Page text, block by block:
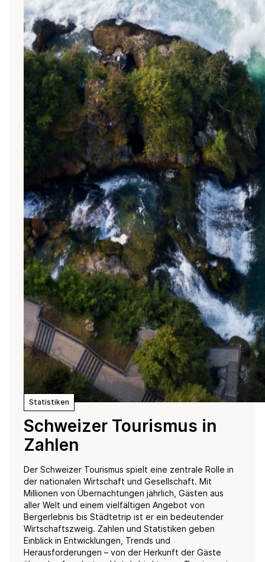
Statistiken
Schweizer Tourismus in
Zahlen
Der Schweizer Tourismus spielt eine zentrale Rolle in
der nationalen Wirtschaft und Gesellschaft. Mit
Millionen von Übernachtungen jährlich, Gästen aus
aller Welt und einem vielfältigen Angebot von
Bergerlebnis bis Städtetrip ist er ein bedeutender
Wirtschaftszweig. Zahlen und Statistiken geben
Einblick in Entwicklungen, Trends und
Herausforderungen – von der Herkunft der Gäste